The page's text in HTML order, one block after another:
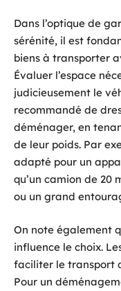
Dans l’optique de
sérénité, il est
biens à transporter
Évaluer l’espace
judicieusement le
recommandé de
déménager, en
de leur poids. Par
adapté pour un
qu’un camion de 20
ou un grand
On note également
influence le choix.
faciliter le transport
Pour un